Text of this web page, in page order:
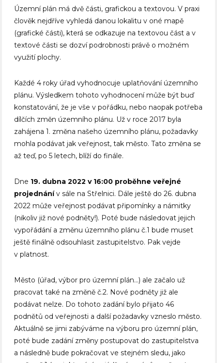
Územní plán má dvě části, grafickou a textovou. V praxi
člověk nejdříve vyhledá danou lokalitu v oné mapě
(grafické části), která se odkazuje na textovou část a v
textové části se dozví podrobnosti právě o možném
využití plochy.
Každé 4 roky úřad vyhodnocuje uplatňování územního
plánu. Výsledkem tohoto vyhodnocení může být buď
konstatování, že je vše v pořádku, nebo naopak potřeba
dílčích změn územního plánu. Už v roce 2017 byla
zahájena 1. změna našeho územního plánu, požadavky
mohla podávat jak veřejnost, tak město. Tato změna se
až teď, po 5 letech, blíží do finále.
Dne 19. dubna 2022 v 16:00 proběhne veřejné
projednánív sále na Střelnici. Dále ještě do 26. dubna
2022 může veřejnost podávat připomínky a námitky
(nikoliv již nové podněty!). Poté bude následovat jejich
vypořádání a změnu územního plánu č.1 bude muset
ještě finálně odsouhlasit zastupitelstvo. Pak vejde
v platnost.
Město (úřad, výbor pro územní plán…) ale začalo už
pracovat také na změně č.2. Nové podněty již ale
podávat nelze. Do tohoto zadání bylo přijato 46
podnětů od veřejnosti a další požadavky vzneslo město.
Aktuálně se jimi zabýváme na výboru pro územní plán,
poté bude zadání změny postupovat do zastupitelstva
a následně bude pokračovat ve stejném sledu, jako